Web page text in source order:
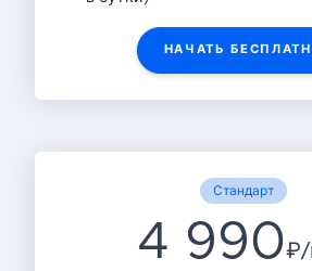
НАЧАТЬ
Стандарт
4 990₽/